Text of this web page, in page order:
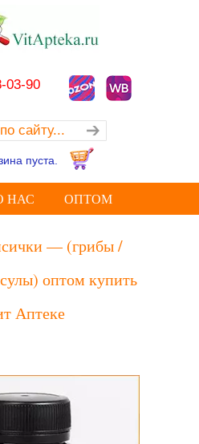
03-90
пуста.
НАС ОПТОМ
— (грибы /
оптом купить
Аптеке